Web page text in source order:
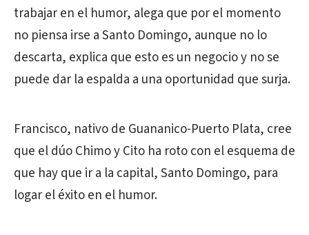
trabajar en el humor, alega que por el momento
no piensa irse a Santo Domingo, aunque no lo
descarta, explica que esto es un negocio y no se
puede dar la espalda a una oportunidad que surja.
Francisco, nativo de Guananico-Puerto Plata, cree
que el dúo Chimo y Cito ha roto con el esquema de
que hay que ir a la capital, Santo Domingo, para
logar el éxito en el humor.